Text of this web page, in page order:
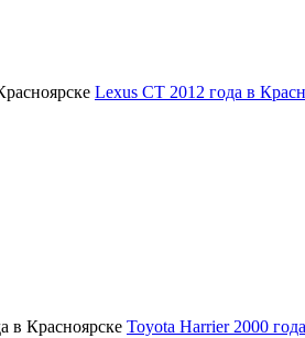
Lexus CT 2012 года в
Toyota Harrier 2000